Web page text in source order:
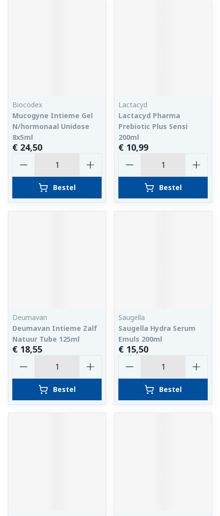
Biocodex
Mucogyne Intieme Gel
N/hormonaal Unidose
8x5ml
€ 24,50
Bestel
Lactacyd
Lactacyd Pharma
Prebiotic Plus Sensi
200ml
€ 10,99
Bestel
Deumavan
Deumavan Intieme Zalf
Natuur Tube 125ml
€ 18,55
Bestel
Saugella
Saugella Hydra Serum
Emuls 200ml
€ 15,50
Bestel